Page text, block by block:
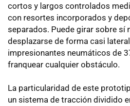
cortos y largos controlados
con resortes incorporados y
separados. Puede girar sobre sí
desplazarse de forma casi
impresionantes neumáticos de
franquear cualquier obstáculo.
La particularidad de este
un sistema de tracción dividido